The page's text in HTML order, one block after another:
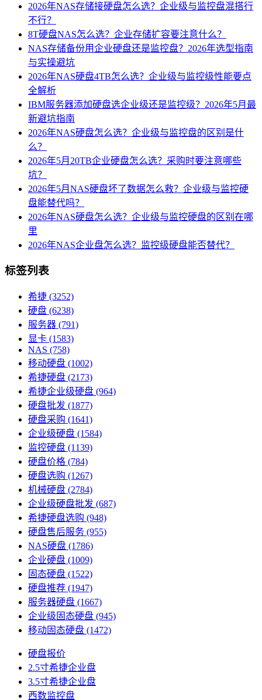
2026年NAS存储接硬盘怎么选？企业级与监控盘混搭行
不行？
8T硬盘NAS怎么选？企业存储扩容要注意什么？
NAS存储备份用企业硬盘还是监控盘？2026年选型指南
与实操避坑
2026年NAS硬盘4TB怎么选？企业级与监控级性能要点
全解析
IBM服务器添加硬盘选企业级还是监控级？2026年5月最
新避坑指南
2026年NAS硬盘怎么选？企业级与监控盘的区别是什
么？
2026年5月20TB企业硬盘怎么选？采购时要注意哪些
坑？
2026年5月NAS硬盘坏了数据怎么救？企业级与监控硬
盘能替代吗？
2026年NAS硬盘怎么选？企业级与监控硬盘的区别在哪
里
2026年NAS企业盘怎么选？监控级硬盘能否替代？
标签列表
希捷 (3252)
硬盘 (6238)
服务器 (791)
显卡 (1583)
NAS (758)
移动硬盘 (1002)
希捷硬盘 (2173)
希捷企业级硬盘 (964)
硬盘批发 (1877)
硬盘采购 (1641)
企业级硬盘 (1584)
监控硬盘 (1139)
硬盘价格 (784)
硬盘选购 (1267)
机械硬盘 (2784)
企业级硬盘批发 (687)
希捷硬盘选购 (948)
硬盘售后服务 (955)
NAS硬盘 (1786)
企业硬盘 (1009)
固态硬盘 (1522)
硬盘推荐 (1947)
服务器硬盘 (1667)
企业级固态硬盘 (945)
移动固态硬盘 (1472)
硬盘报价
2.5寸希捷企业盘
3.5寸希捷企业盘
西数监控盘